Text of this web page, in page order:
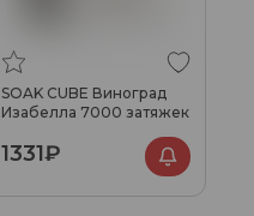
SOAK CUBE Виноград
Изабелла 7000 затяжек
1331₽